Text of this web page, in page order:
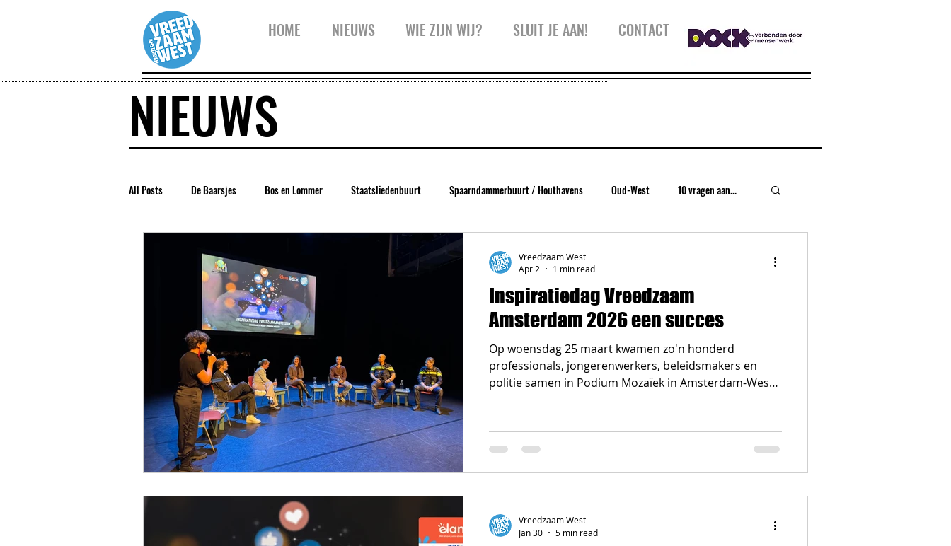
HOME NIEUWS WIE ZIJN WIJ? SLUIT JE AAN! CONTACT
NIEUWS
All Posts De Baarsjes Bos en Lommer Staatsliedenbuurt Spaarndammerbuurt / Houthavens Oud-West 10 vragen aan...
Trainingen Inspiratiesessie
Kinderwijkraad
Inspiratiedag Vreedzaam
Amsterdam 2026 een succes
Op woensdag 25 maart kwamen zo'n honderd
professionals, jongerenwerkers, beleidsmakers en
politie samen in Podium Mozaïek in Amsterdam-West
kinderen en jongeren.
Vreedzaam West
Apr 2
1 min read
Vreedzaam West
Jan 30
5 min read